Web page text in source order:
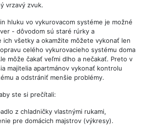
vrzavý zvuk.
hluku vo vykurovacom systéme je možné
- dôvodom sú staré rúrky a
ich všetky a okamžite môžete vykonať len
celého vykurovacieho systému doma
môže čakať veľmi dlho a nečakať. Preto v
majitelia apartmánov vykonať kontrolu
a odstrániť menšie problémy.
ste si prečítali:
z chladničky vlastnými rukami,
pre domácich majstrov (výkresy).